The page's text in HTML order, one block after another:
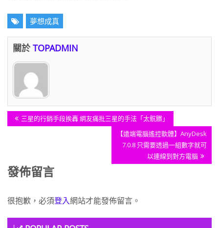
夢想成真
關於 TOPADMIN
文
章
Previous
Post:
三星的行銷手段挨轟 網友痛批三星的手法「太骯髒」
Post:
【遠端電腦遙控軟體】AnyDesk
7.0.8 只需要透過一組數字就可
以連線到對方電腦
發佈留言
POPULAR POSTS